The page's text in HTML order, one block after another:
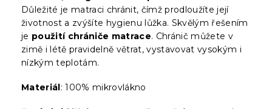
Důležité je matraci chránit, čímž prodloužíte její
životnost a zvýšíte hygienu lůžka. Skvělým řešením
je použití chrániče matrace. Chránič můžete v
zimě i létě pravidelně větrat, vystavovat vysokým i
nízkým teplotám.
Materiál: 100% mikrovlákno